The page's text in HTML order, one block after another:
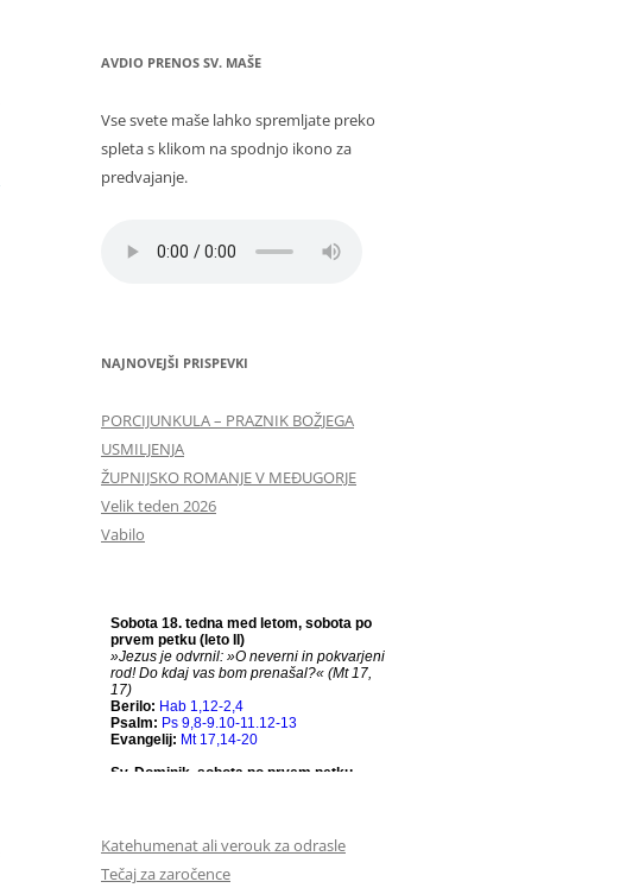
AVDIO PRENOS SV. MAŠE
Vse svete maše lahko spremljate preko
spleta s klikom na spodnjo ikono za
predvajanje.
NAJNOVEJŠI PRISPEVKI
PORCIJUNKULA – PRAZNIK BOŽJEGA
USMILJENJA
ŽUPNIJSKO ROMANJE V MEĐUGORJE
Velik teden 2026
Vabilo
Katehumenat ali verouk za odrasle
Tečaj za zaročence